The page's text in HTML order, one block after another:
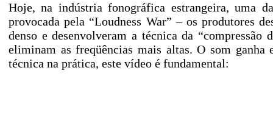
Hoje, na indústria fonográfica estrangeira, uma
provocada pela “Loudness War” – os produtores
denso e desenvolveram a técnica da
eliminam as freqüências mais altas. O som
técnica na prática, este vídeo é fundamental: